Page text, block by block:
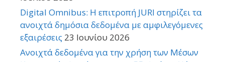
Digital Omnibus: Η επιτροπή JURI στηρίζει τα
ανοιχτά δημόσια δεδομένα με αμφιλεγόμενες
εξαιρέσεις 23 Ιουνίου 2026
Ανοιχτά δεδομένα για την χρήση των Μέσων